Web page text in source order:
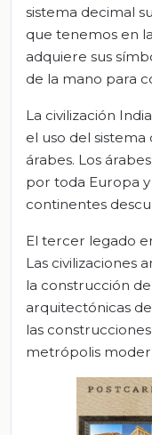
sistema decimal
que tenemos en
adquiere sus
de la mano para
La civilización
el uso del
árabes. Los
por toda Europa
continentes
El tercer legado
Las civilizaciones
la construcción
arquitectónicas
las
metrópolis